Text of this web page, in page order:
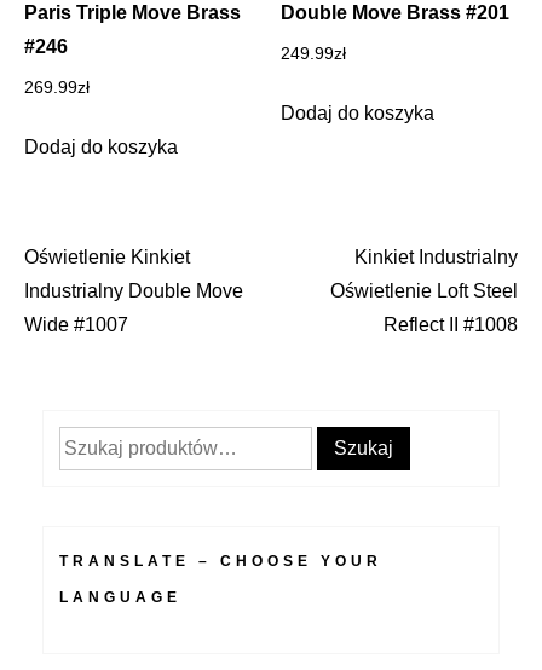
Paris Triple Move Brass
#246
269.99zł
Dodaj do koszyka
Double Move Brass #201
249.99zł
Dodaj do koszyka
Nawigacja
wpisu
Oświetlenie Kinkiet
Industrialny Double Move
Wide #1007
Kinkiet Industrialny
Oświetlenie Loft Steel
Reflect II #1008
Szukaj: Szukaj
TRANSLATE – CHOOSE YOUR
LANGUAGE